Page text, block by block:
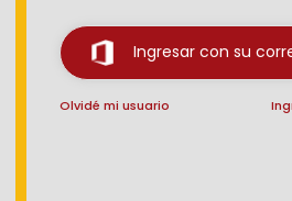
Skip to main content
Password
Ingresar con su
Olvidé mi usuario